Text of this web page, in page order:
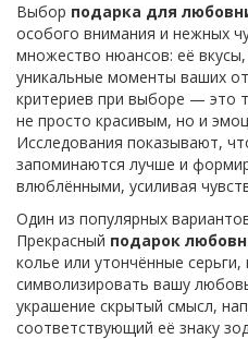
Выбор подарка для
особого внимания и нежных
множество нюансов: её
уникальные моменты ваших
критериев при выборе — это
не просто красивым, но и
Исследования показывают,
запоминаются лучше и
влюблёнными, усиливая
Один из популярных
Прекрасный подарок
колье или утончённые
символизировать вашу
украшение скрытый смысл,
соответствующий её знаку